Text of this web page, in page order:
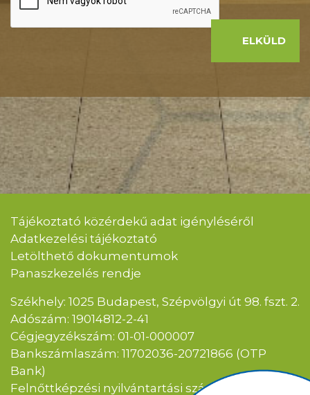
ELKÜLD
Tájékoztató közérdekű adat igényléséről
Adatkezelési tájékoztató
Letölthető dokumentumok
Panaszkezelés rendje
Székhely: 1025 Budapest, Szépvölgyi út 98. fszt. 2.
Adószám: 19014812-2-41
Cégjegyzékszám: 01-01-000007
Bankszámlaszám: 11702036-20721866 (OTP
Bank)
Felnőttképzési nyilvántartási szám: